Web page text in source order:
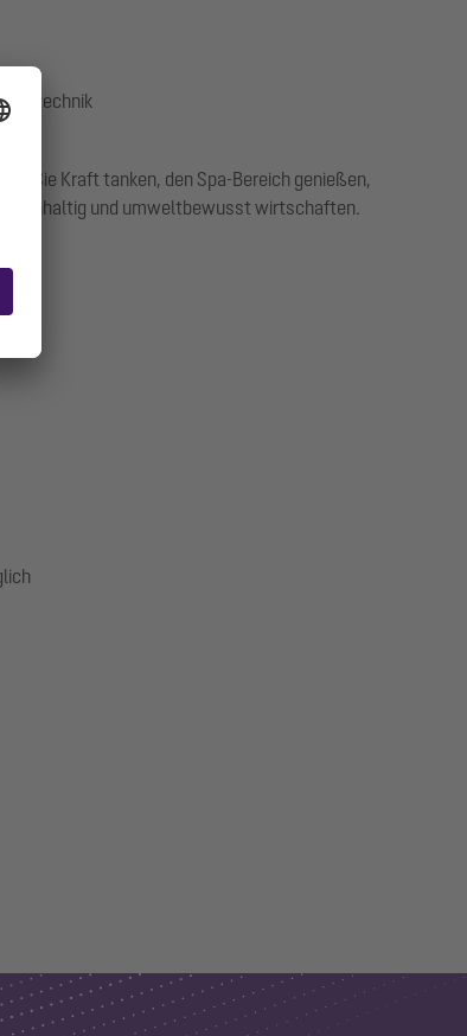
Sie Kraft tanken, den Spa-Bereich genießen,
nachhaltig und umweltbewusst wirtschaften.